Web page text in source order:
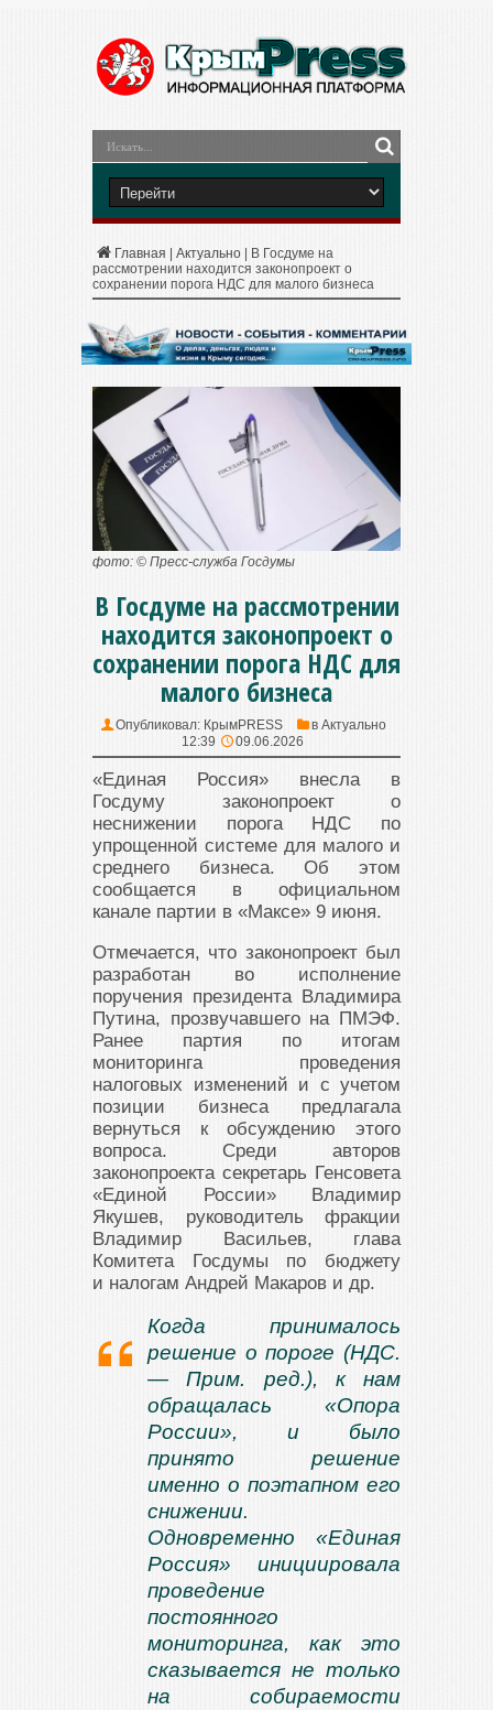
Главная Актуально
В Госдуме на
рассмотрении находится законопроект о
сохранении порога НДС для малого бизнеса
фото: © Пресс-служба Госдумы
В Госдуме на рассмотрении
находится законопроект о
сохранении порога НДС для
малого бизнеса
Опубликовал: КрымPRESS в Актуально
12:39
09.06.2026
«Единая Россия» внесла в
Госдуму законопроект о
неснижении порога НДС по
упрощенной системе для малого и
среднего бизнеса. Об этом
сообщается в официальном
канале партии в «Максе» 9 июня.
Отмечается, что законопроект был
разработан во исполнение
поручения президента Владимира
Путина, прозвучавшего на ПМЭФ.
Ранее партия по итогам
мониторинга проведения
налоговых изменений и с учетом
позиции бизнеса предлагала
вернуться к обсуждению этого
вопроса. Среди авторов
законопроекта секретарь Генсовета
«Единой России» Владимир
Якушев, руководитель фракции
Владимир Васильев, глава
Комитета Госдумы по бюджету
и налогам Андрей Макаров и др.
Когда принималось
решение о пороге (НДС.
— Прим. ред.), к нам
обращалась «Опора
России», и было
принято решение
именно о поэтапном его
снижении.
Одновременно «Единая
Россия» инициировала
проведение
постоянного
мониторинга, как это
сказывается не только
на собираемости